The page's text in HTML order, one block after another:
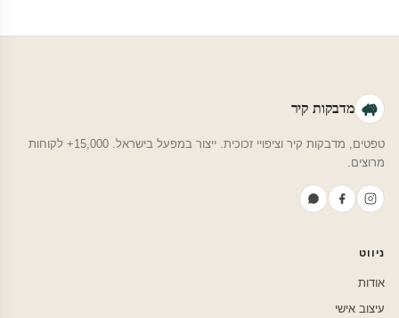
מדבקות קיר
טפטים, מדבקות קיר וציפויי זכוכית. ייצור במפעל בישראל. 15,000+ לקוחות
מרוצים.
ניווט
אודות
עיצוב אישי